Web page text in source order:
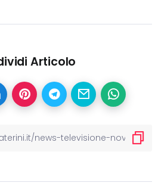
Articolo